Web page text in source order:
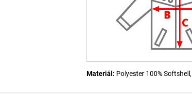
Materiál: Polyester 100%